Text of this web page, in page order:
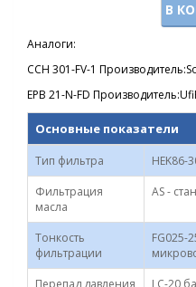
В
Аналоги:
CCH 301-FV-1
EPB 21-N-FD
Основные показатели
Тип фильтра
HEK86-
Фильтрация
масла
AS -
Тонкость
фильтрации
FG025-
Перепад давления
LC-20